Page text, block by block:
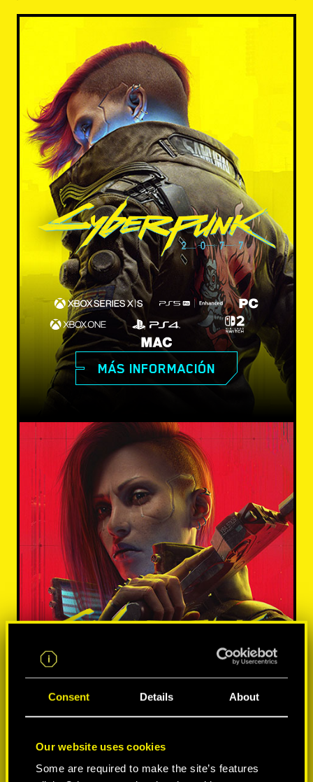
Consent Details About
Our website uses cookies
Some are required to make the site’s features
MÁS INFORMACIÓN
MÁS INFORMACIÓN